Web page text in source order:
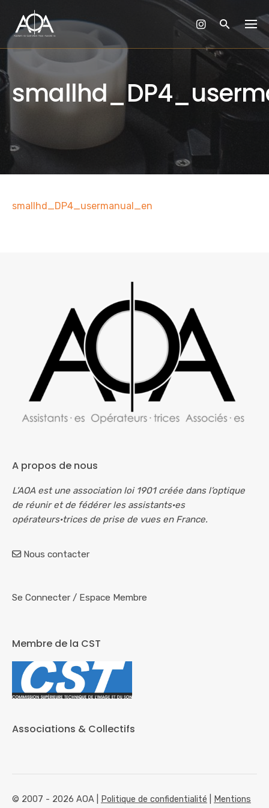
content
smallhd_DP4_usermanual_en
A propos de nous
L’AOA est une association loi 1901 créée dans l’optique
de réunir et de fédérer les assistants·es
opérateurs·trices de prise de vues en France.
Nous contacter
Se Connecter / Espace Membre
Membre de la CST
Associations & Collectifs
© 2007 - 2026 AOA | Politique de confidentialité Mentions